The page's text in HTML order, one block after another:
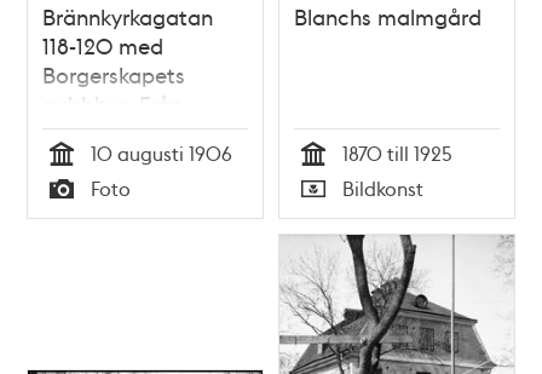
Brännkyrkagatan
118-120 med
Borgerskapets
gubbhus. Från
Högalidsberget och
Varvsgatan mot
nordost
Tid
10 augusti 1906
Typ
Foto
Blanchs malmgård
Tid
1870 till 1925
Typ
Bildkonst